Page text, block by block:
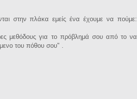
στην πλάκα εμείς ένα έχουμε να πούμε:
μεθόδους για το πρόβλημά σου από το να
του πόθου σου" .